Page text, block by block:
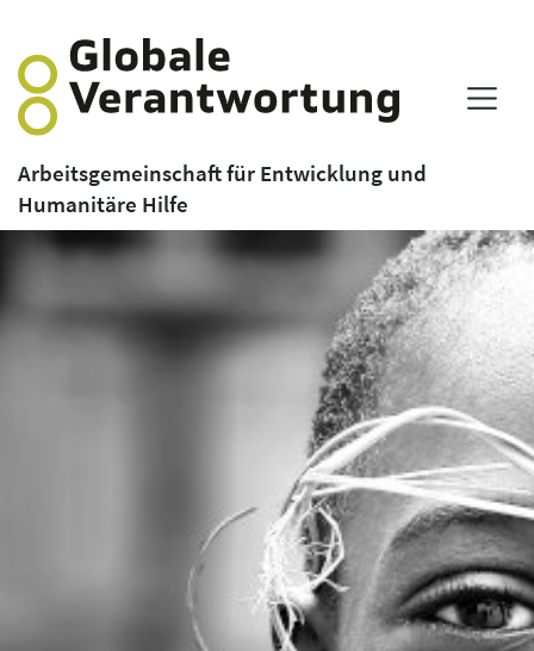
Arbeitsgemeinschaft für Entwicklung und
Humanitäre Hilfe